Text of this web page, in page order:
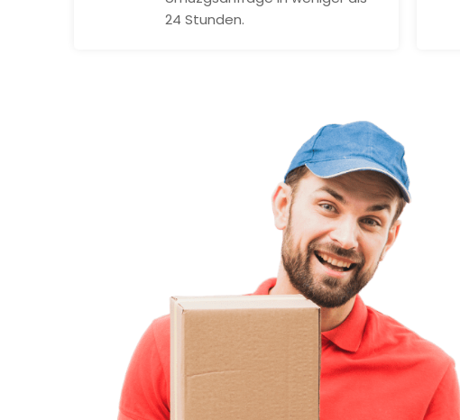
24 Stunden.